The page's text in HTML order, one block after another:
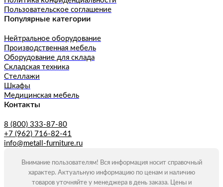
Пользовательское соглашение
Популярные категории
Нейтральное оборудование
Производственная мебель
Оборудование для склада
Складская техника
Стеллажи
Шкафы
Медицинская мебель
Контакты
8 (800) 333-87-80
+7 (962) 716-82-41
info@metall-furniture.ru
Внимание пользователям! Вся информация носит справочный
характер. Актуальную информацию по ценам и наличию
товаров уточняйте у менеджера в день заказа. Цены и